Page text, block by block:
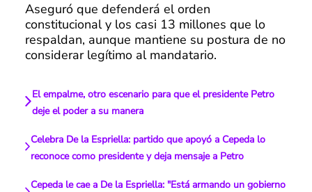
Aseguró que defenderá el orden
constitucional y los casi 13 millones que lo
respaldan, aunque mantiene su postura de no
considerar legítimo al mandatario.
El empalme, otro escenario para que el presidente Petro
deje el poder a su manera
Celebra De la Espriella: partido que apoyó a Cepeda lo
reconoce como presidente y deja mensaje a Petro
Cepeda le cae a De la Espriella: "Está armando un gobierno